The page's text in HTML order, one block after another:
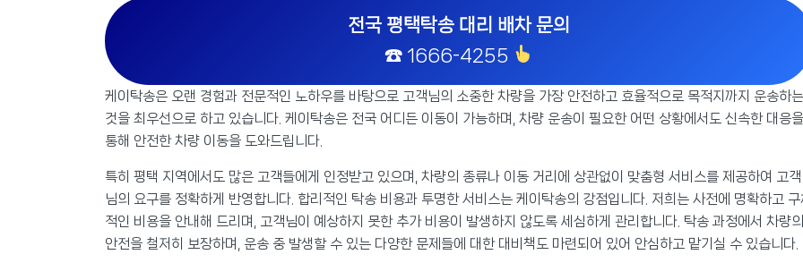
전국 평택탁송 대리 배차 문의
☎ 1666-4255
케이탁송은 오랜 경험과 전문적인 노하우를 바탕으로 고객님의 소중한 차량을 가장 안전하고 효율적으로 목적지까지 운송하는
것을 최우선으로 하고 있습니다. 케이탁송은 전국 어디든 이동이 가능하며, 차량 운송이 필요한 어떤 상황에서도 신속한 대응을
통해 안전한 차량 이동을 도와드립니다.
특히 평택 지역에서도 많은 고객들에게 인정받고 있으며, 차량의 종류나 이동 거리에 상관없이 맞춤형 서비스를 제공하여 고객
님의 요구를 정확하게 반영합니다. 합리적인 탁송 비용과 투명한 서비스는 케이탁송의 강점입니다. 저희는 사전에 명확하고 구
적인 비용을 안내해 드리며, 고객님이 예상하지 못한 추가 비용이 발생하지 않도록 세심하게 관리합니다. 탁송 과정에서 차량의
안전을 철저히 보장하며, 운송 중 발생할 수 있는 다양한 문제들에 대한 대비책도 마련되어 있어 안심하고 맡기실 수 있습니다.